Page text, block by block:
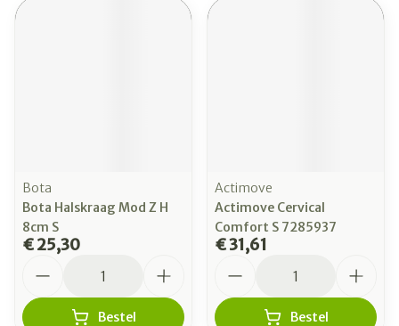
Bota
Bota Halskraag Mod Z H
8cm S
€ 25,30
Bestel
Actimove
Actimove Cervical
Comfort S 7285937
€ 31,61
Bestel